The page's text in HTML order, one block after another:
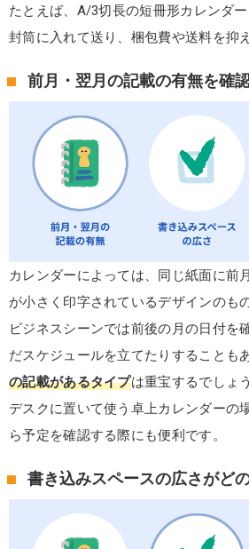
たとえば、A/3切長の短冊形カレンダ
封筒に入れて送り、梱包費や送料を抑
前月・翌月の記載の有無を確
カレンダーによっては、同じ紙面に前
が小さく印字されているデザインのも
ビジネスシーンでは前後の月の日付を
だスケジュールを立てたりすることも
の記載があるタイプは重宝するでしょう
デスクに置いて使う卓上カレンダーの
ら予定を確認する際にも便利です。
書き込みスペースの広さがど